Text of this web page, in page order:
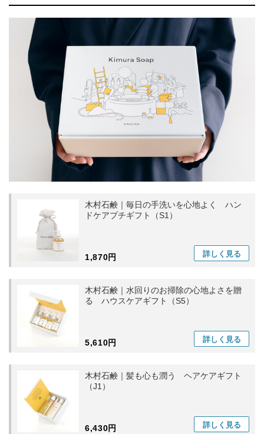
木村石鹸｜毎日の手洗いを心地よく ハン
ドケアプチギフト（S1）
1,870円 詳しく 見る
木村石鹸｜水回りのお掃除の心地よさを贈
る ハウスケアギフト（S5）
5,610円 詳しく 見る
木村石鹸｜髪も心も潤う ヘアケアギフト
（J1）
6,430円 詳しく 見る